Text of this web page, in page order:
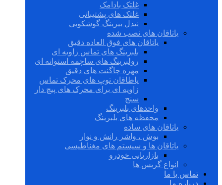
غلتک بادامک
غلتک های پشتیبانی
نیدل بیرینگ گوشکوبی
یاتاقان های نصب شده
یاتاقان های فوق العاده دقیق
بلبرینگ های تماس زاویه ای
رولبرینگ های ساچمه استوانه ای
مهره چاگنت های دقیق
یاطاقان توپ های محرک تماس
زاویه ای برای محرک های پیچ دار
سنج
واحدهای بلبرینگ
محفظه های بلبرینگ
یاتاقان های ساده
بوش ، واشر رانش و نوار
یاتاقان ها و سیستم های مغناطیسی
بازاریابی خودرو
انواع گریس ها
تماس با ما
درباره ما